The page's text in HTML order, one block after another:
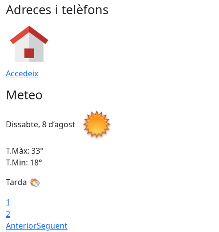
Adreces i telèfons
Accedeix
Meteo
Dissabte, 8 d’agost
T.Màx: 33°
T.Min: 18°
Tarda
1
2
AnteriorSegüent